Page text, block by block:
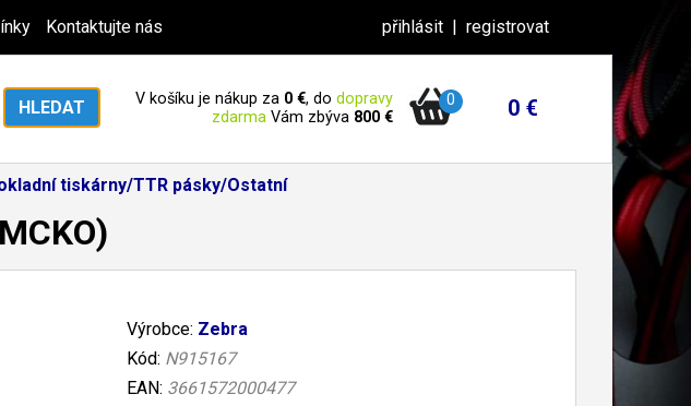
Kontaktujte nás přihlásit | registrovat
V košíku je nákup za 0 €, do dopravy
zdarma Vám zbýva 800 €
0 0 €
tiskárny/TTR pásky/Ostatní
Výrobce: Zebra
Kód: N915167
EAN: 3661572000477